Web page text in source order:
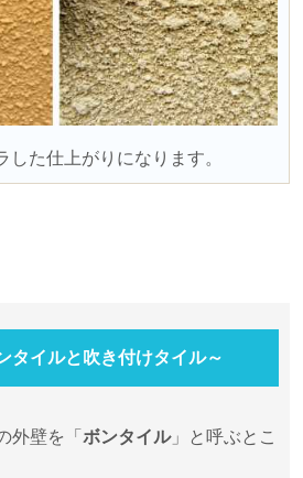
た仕上がりになります。
タイルと吹き付けタイル～
外壁を「 ボンタイル」と呼ぶとこ